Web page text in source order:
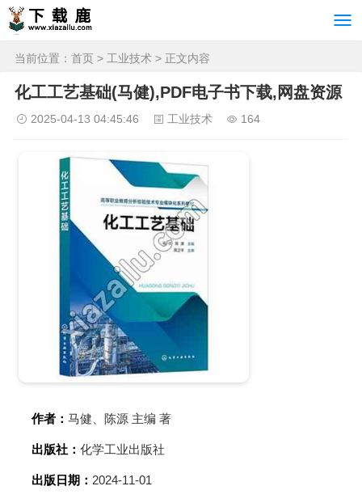
当前位置： 首页 > 工业技术 > 正文内容
化工工艺基础(马健),PDF电子书下载,网盘资源
2025-04-13 04:45:46 工业技术 164
作者： 马健、陈源 主编 著
出版社： 化学工业出版社
出版日期： 2024-11-01